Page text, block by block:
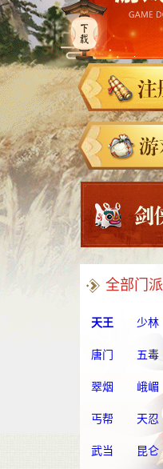
全部门派
天王 少林
唐门 五毒
翠烟 峨嵋
丐帮 天忍
武当 昆仑